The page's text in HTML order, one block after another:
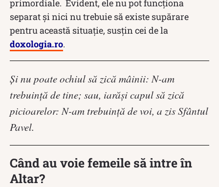
primordiale. Evident, ele nu pot funcţiona
separat şi nici nu trebuie să existe supărare
pentru această situaţie, susțin cei de la
doxologia.ro.
Şi nu poate ochiul să zică mâinii: N-am
trebuinţă de tine; sau, iarăşi capul să zică
picioarelor: N-am trebuinţă de voi, a zis Sfântul
Pavel.
Când au voie femeile să intre în
Altar?